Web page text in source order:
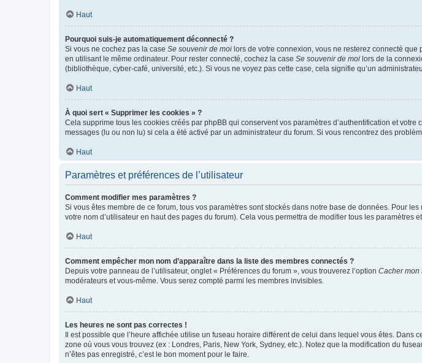
Haut
Pourquoi suis-je automatiquement déconnecté ?
Si vous ne cochez pas la case Se souvenir de moi lors de votre connexion, vous ne resterez connecté
en utilisant le même ordinateur. Pour rester connecté, cochez la case Se souvenir de moi lors de la
(bibliothèque, cyber-café, université, etc.). Si vous ne voyez pas cette case, cela signifie qu’un
Haut
À quoi sert « Supprimer les cookies » ?
Cela supprime tous les cookies créés par phpBB qui conservent vos paramètres d’authentification et
messages (lu ou non lu) si cela a été activé par un administrateur du forum. Si vous rencontrez des
Haut
Paramètres et préférences de l’utilisateur
Comment modifier mes paramètres ?
Si vous êtes membre de ce forum, tous vos paramètres sont stockés dans notre base de données. Pour les
votre nom d’utilisateur en haut des pages du forum). Cela vous permettra de modifier tous les paramètres
Haut
Comment empêcher mon nom d’apparaître dans la liste des membres connectés ?
Depuis votre panneau de l’utilisateur, onglet « Préférences du forum », vous trouverez l’option Cacher mon
modérateurs et vous-même. Vous serez compté parmi les membres invisibles.
Haut
Les heures ne sont pas correctes !
Il est possible que l’heure affichée utilise un fuseau horaire différent de celui dans lequel vous êtes. Dans
zone où vous vous trouvez (ex : Londres, Paris, New York, Sydney, etc.). Notez que la modification du
n’êtes pas enregistré, c’est le bon moment pour le faire.